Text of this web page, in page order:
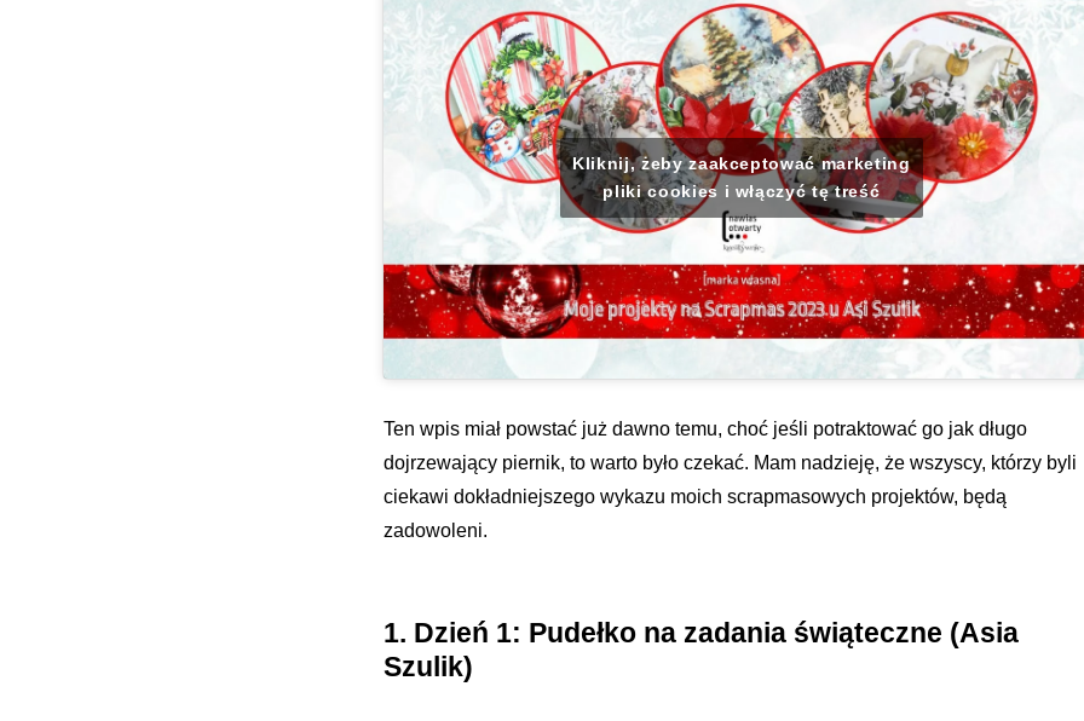
Kliknij, żeby zaakceptować marketing
pliki cookies i włączyć tę treść
Ten wpis miał powstać już dawno temu, choć jeśli potraktować go jak długo
dojrzewający piernik, to warto było czekać. Mam nadzieję, że wszyscy, którzy byli
ciekawi dokładniejszego wykazu moich scrapmasowych projektów, będą
zadowoleni.
1. Dzień 1: Pudełko na zadania świąteczne (Asia
Szulik)